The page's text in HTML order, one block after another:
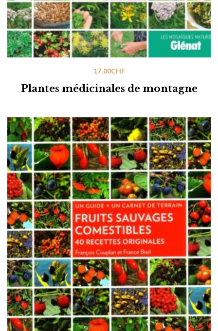
Plantes médicinales de montagne
17.00CHF